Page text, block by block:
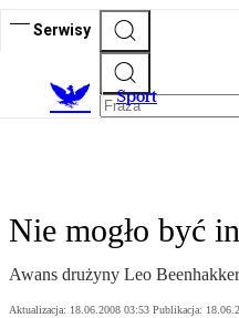
Serwisy
Sport
Nie mogło być
Awans drużyny Leo
Aktualizacja: 18.06.2008 03:53 Publikacja: